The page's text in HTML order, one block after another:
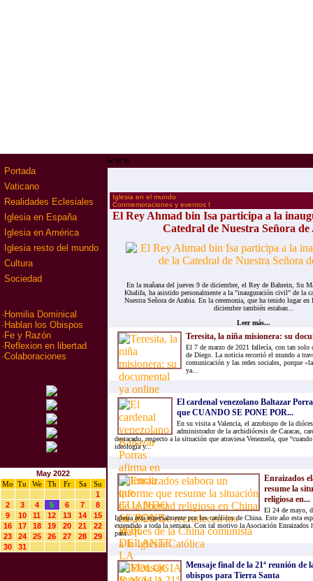
Portada
Vaticano
Realidades Eclesiales
Iglesia en España
Iglesia en América
Iglesia resto del mundo
Cultura
Sociedad
· Homilia Dominical
· Hablan los Obispos
· Fe y Razón
· Reflexion en libertad
·Colaboraciones
May 2022
Mo
Tu We Th Fr Sa
Su
1
2
3 4 5 6 7
8
9
10 11 12 13 14
15
16
17 18 19 20 21
22
23
24 25 26 27 28
29
30
31
www
·Iglesia en el mundo
·Conmemoraciones y eventos I
El Rey Ahmad bin Isa participa a la
Catedral de Nuestra Señora
En la mañana del jueves 9 de diciembre, el Rey de Bahrein, Su
Khalifa, ha asistido personalmente a la "inauguración civil" de la
Nuestra Señora de Arabia. En la ceremonia, que ha tenido lugar en
diciembre también estaban...
Leer más...
Teresita, la niña misionera: su
El 7 de marzo de 2021 fallecía, con tan solo
de Diego. La noticia recorrió el mundo a
comunicación y las redes sociales, porque
ya...
El cardenal venezolano Baltazar
que CUANDO SE PONE POR...
En su visita a Valencia, el arzobispo de la
administrador de la archidiócesis de Caracas,
destacado, respecto a la situación que atraviesa Venezuela, que
ideología y...
Enraizados
resume la
religiosa en...
El 24 de mayo,
Iglesia reza especialmente por los católicos de China. Este año esta
extendido a toda la semana. Con tal motivo la Asociación Enraizados
para...
Mensaje final de la 21ª reunión de
obispos para Tierra Santa